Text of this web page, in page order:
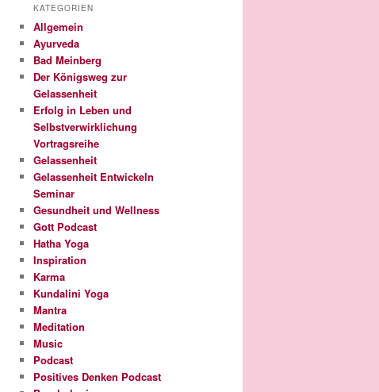
KATEGORIEN
Allgemein
Ayurveda
Bad Meinberg
Der Königsweg zur
Gelassenheit
Erfolg in Leben und
Selbstverwirklichung
Vortragsreihe
Gelassenheit
Gelassenheit Entwickeln
Seminar
Gesundheit und Wellness
Gott Podcast
Hatha Yoga
Inspiration
Karma
Kundalini Yoga
Mantra
Meditation
Music
Podcast
Positives Denken Podcast